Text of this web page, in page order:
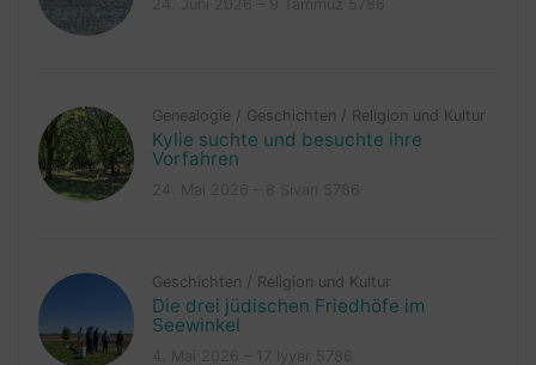
Genealogie / Geschichten / Religion und Kultur
Kylie suchte und besuchte ihre
Vorfahren
Geschichten / Religion und Kultur
Die drei jüdischen Friedhöfe im
Seewinkel